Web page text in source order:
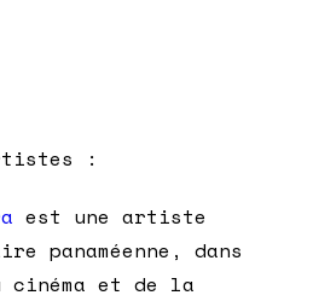
:
est une artiste
panaméenne, dans
cinéma et de la